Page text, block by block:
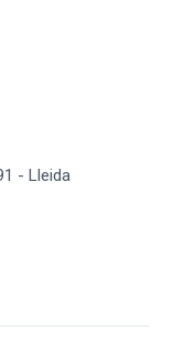
- Lleida